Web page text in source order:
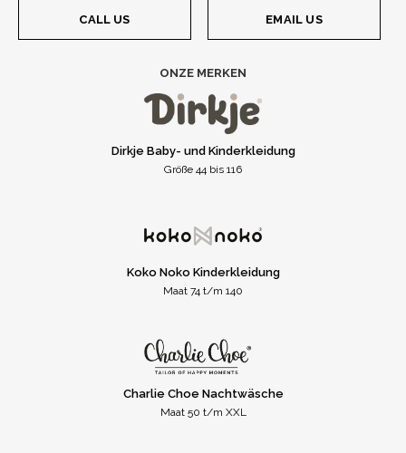
CALL US EMAIL US
ONZE MERKEN
Dirkje Baby- und Kinderkleidung
Größe 44 bis 116
Koko Noko Kinderkleidung
Maat 74 t/m 140
Charlie Choe Nachtwäsche
Maat 50 t/m XXL